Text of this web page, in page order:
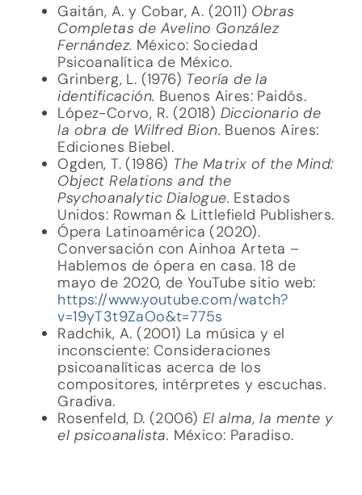
Gaitán, A. y Cobar, A. (2011) Obras
Completas de Avelino González
Fernández. México: Sociedad
Psicoanalítica de México.
Grinberg, L. (1976) Teoría de la
identificación. Buenos Aires: Paidós.
López-Corvo, R. (2018) Diccionario de
la obra de Wilfred Bion. Buenos Aires:
Ediciones Biebel.
Ogden, T. (1986) The Matrix of the Mind:
Object Relations and the
Psychoanalytic Dialogue. Estados
Unidos: Rowman & Littlefield Publishers.
Ópera Latinoamérica (2020).
Conversación con Ainhoa Arteta –
Hablemos de ópera en casa. 18 de
mayo de 2020, de YouTube sitio web:
https://www.youtube.com/watch?
v=19yT3t9ZaOo&t=775s
Radchik, A. (2001) La música y el
inconsciente: Consideraciones
psicoanalíticas acerca de los
compositores, intérpretes y escuchas.
Gradiva.
Rosenfeld, D. (2006) El alma, la mente y
el psicoanalista. México: Paradiso.